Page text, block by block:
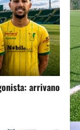
arrivano